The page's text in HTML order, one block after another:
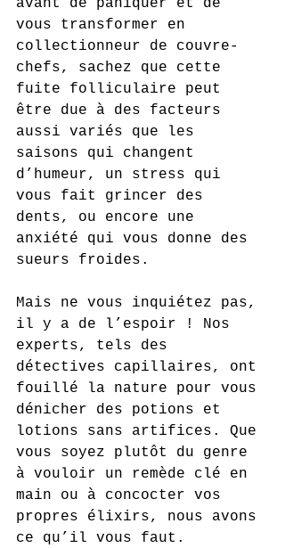
avant de paniquer et de
vous transformer en
collectionneur de couvre-
chefs, sachez que cette
fuite folliculaire peut
être due à des facteurs
aussi variés que les
saisons qui changent
d’humeur, un stress qui
vous fait grincer des
dents, ou encore une
anxiété qui vous donne des
sueurs froides.
Mais ne vous inquiétez pas,
il y a de l’espoir ! Nos
experts, tels des
détectives capillaires, ont
fouillé la nature pour vous
dénicher des potions et
lotions sans artifices. Que
vous soyez plutôt du genre
à vouloir un remède clé en
main ou à concocter vos
propres élixirs, nous avons
ce qu’il vous faut.